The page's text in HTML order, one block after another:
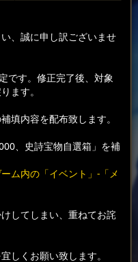
、誠に申し訳ございませ
です。修正完了後、対象
ます。
填内容を配布致します。
、史詩宝物自選箱」を補
ム内の「イベント」-「メ
してしまい、重ねてお詫
しくお願い致します。